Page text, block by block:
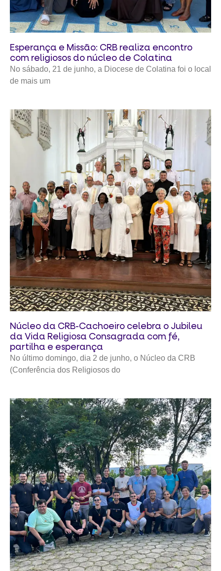
Esperança e Missão: CRB realiza encontro
com religiosos do núcleo de Colatina
No sábado, 21 de junho, a Diocese de Colatina foi o local
de mais um
Núcleo da CRB-Cachoeiro celebra o Jubileu
da Vida Religiosa Consagrada com fé,
partilha e esperança
No último domingo, dia 2 de junho, o Núcleo da CRB
(Conferência dos Religiosos do